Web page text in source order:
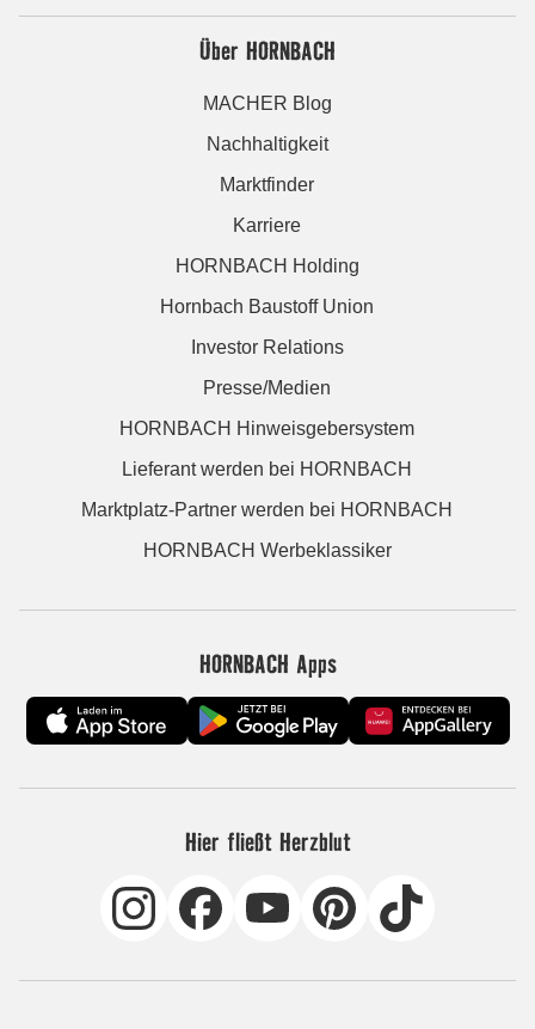
Über HORNBACH
MACHER Blog
Nachhaltigkeit
Marktfinder
Karriere
HORNBACH Holding
Hornbach Baustoff Union
Investor Relations
Presse/Medien
HORNBACH Hinweisgebersystem
Lieferant werden bei HORNBACH
Marktplatz-Partner werden bei HORNBACH
HORNBACH Werbeklassiker
HORNBACH Apps
Hier fließt Herzblut